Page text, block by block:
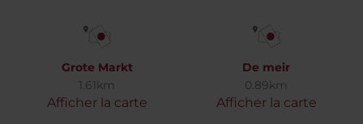
Grote Markt
1.61km
Afficher la carte
De meir
0.89km
Afficher la carte